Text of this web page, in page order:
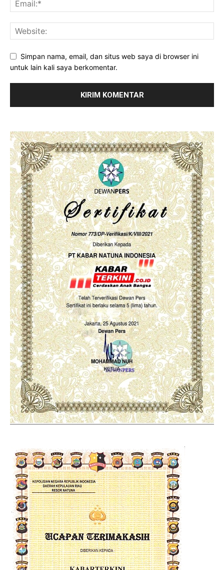
Simpan nama, email, dan situs web saya di browser ini
untuk lain kali saya berkomentar.